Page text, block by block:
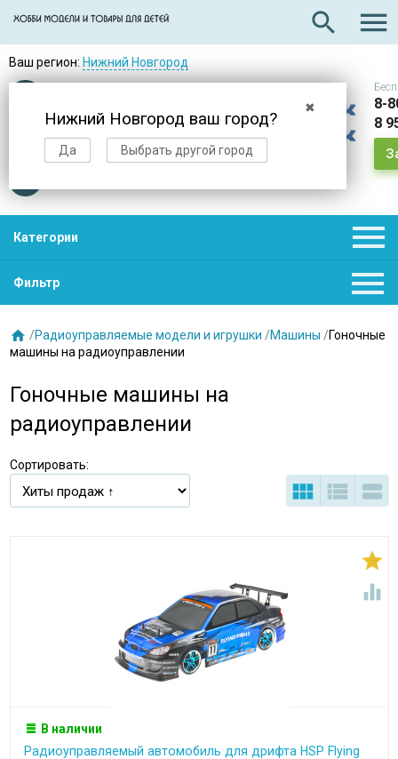
search 
Ваш регион: Нижний Новгород
✖
Нижний Новгород ваш город?
Да Выбрать другой город
Доставкав день заказа
8-
8
Категории 
Фильтр 
 /Радиоуправляемые модели и игрушки /Машины /Гоночные
машины на радиоуправлении
Гоночные машины на
радиоуправлении
Сортировать:
  


В наличии
Радиоуправляемый автомобиль для дрифта HSP Flying